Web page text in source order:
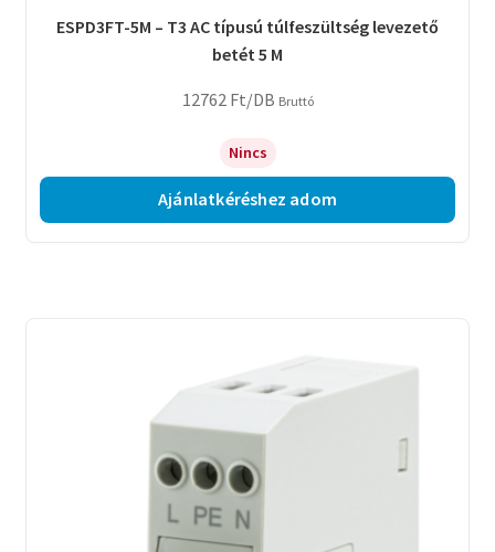
ESPD3FT-5M – T3 AC típusú túlfeszültség levezető
betét 5 M
12762 Ft/DB Bruttó
Nincs
Ajánlatkéréshez adom